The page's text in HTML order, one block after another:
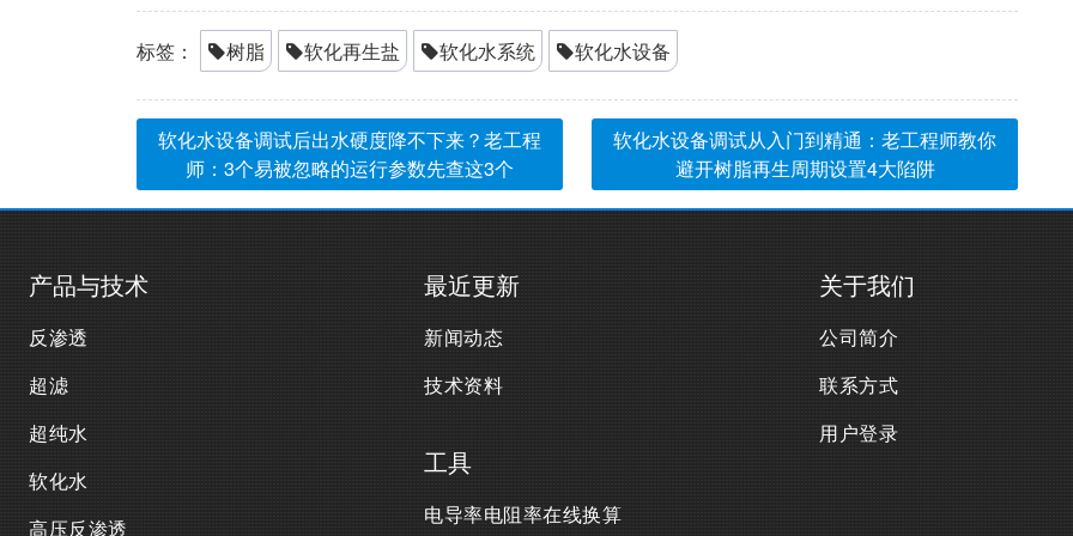
标签： 树脂 软化再生盐 软化水系统 软化水设备
软化水设备调试后出水硬度降不下来？老工程
师：3个易被忽略的运行参数先查这3个
软化水设备调试从入门到精通：老工程师教你
避开树脂再生周期设置4大陷阱
产品与技术
反渗透
超滤
超纯水
软化水
高压反渗透
最近更新
新闻动态
技术资料
工具
电导率电阻率在线换算
关于我们
公司简介
联系方式
用户登录